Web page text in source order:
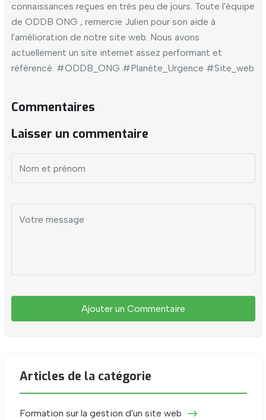
connaissances reçues en très peu de jours. Toute l'équipe
de ODDB ONG , remercie Julien pour son aide à
l'amélioration de notre site web. Nous avons
actuellement un site internet assez performant et
référencé. #ODDB_ONG #Planète_Urgence #Site_web
Commentaires
Laisser un commentaire
Ajouter un Commentaire
Articles de la catégorie
Formation sur la gestion d'un site web